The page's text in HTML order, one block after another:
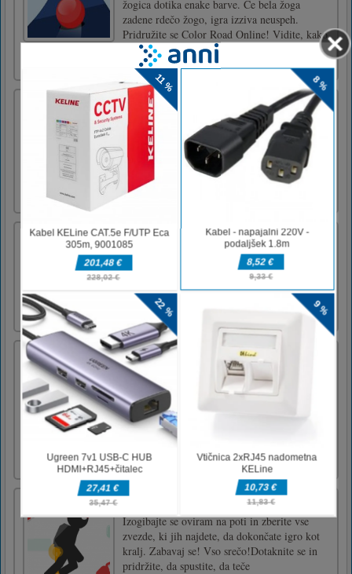
žogica dotika enake barve. Če bela žoga
zadene rdečo žogo, igra izziva neuspeh.
Pridružite se Color Road Online! Vidite, kako
daleč lahko greste? Srečno in se
zabavajte!Miško ali tapnite, da s [...]
Vnesite Run
Top! Dirka je v teku! Čas je, da preizkusite
hitrost rok. Hitro tipkajte glede na podane
stavke. Hitreje kot tipkate, hitreje bo tekel vaš
zlobnež. Ne dovolite, da vas nasprotnik
dohiti! Nasprotnik bo vedno močnejši! Koliko
stopenj se lahko obdržite?Vtipkajte za igranje
Pojdi Escape
Izmikaj se, skoči in pobegni v igri Go Escape
– najboljši preizkus spretnosti in refleksov!
Spiders
Spiders is easy to play but tough to master
game. You need to pass through the blocky
area by swinging on roof and blocks. Avoid
the obstacles and collect the gems along your
way to unlock fantastic new heroes. Good
LuckTap and hold to swing and release to go
Izogibajte se oviram na poti in zberite vse
zvezde, ki jih najdete, da dokončate igro kot
kralj. Zabavaj se! Vso srečo!Dotaknite se in
pridržite, da spustite, da teče